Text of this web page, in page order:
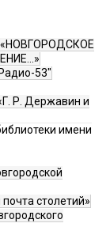
«НОВГОРОДСКОЕ
53"
Р. Державин и
имени
столетий»